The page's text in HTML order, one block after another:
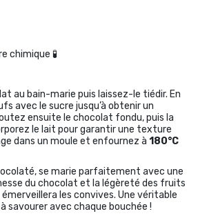
chimique 🧪
au bain-marie puis laissez-le tiédir. En
avec le sucre jusqu’à obtenir un
ensuite le chocolat fondu, puis la
le lait pour garantir une texture
dans un moule et enfournez à 180°C
se marie parfaitement avec une
du chocolat et la légèreté des fruits
les convives. Une véritable
savourer avec chaque bouchée !